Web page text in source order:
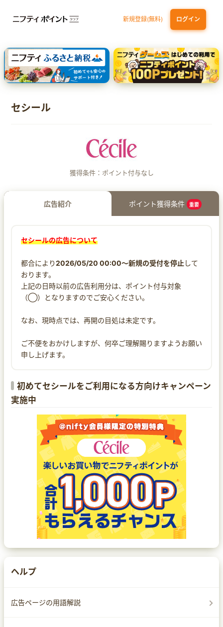
新規登録(無料) ログイン
dカード 九州カードNEXT JCB ORIGINAL SERIES：JCBカード S
三井住友カード ゴールド（NL）（家族カード発行）
【実質初月無料】DMM | Disney+(ディズニープラス) セットプラン
セシール
獲得条件：ポイント付与なし
広告紹介 ポイント獲得条件 重要
セシールの広告について
都合により2026/05/20 00:00～新規の受付を停止 して
おります。
上記の日時以前の広告利用分は、ポイント付与対象
（◯）となりますのでご安心ください。
なお、現時点では、再開の目処は未定です。
ご不便をおかけしますが、何卒ご理解賜りますようお願い
申し上げます。
初めてセシールをご利用になる方向けキャンペーン
実施中
ヘルプ
広告ページの用語解説